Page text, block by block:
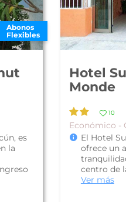
Abonos
Flexibles
es
la
Hotel
Monde
10
Económico -
El Hotel
ofrece un
centro de
Ver más